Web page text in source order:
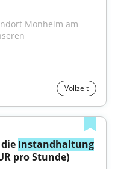
Monheim am
Vollzeit
Instandhaltung
pro Stunde)